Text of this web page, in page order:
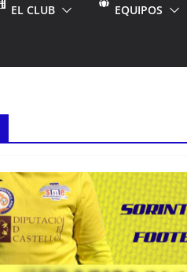
EL CLUB EQUIPOS